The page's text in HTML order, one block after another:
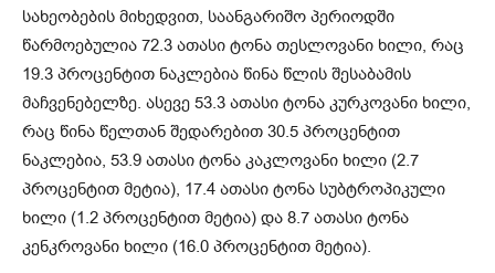
სახეობების მიხედვით, საანგარიშო პერიოდში
წარმოებულია 72.3 ათასი ტონა თესლოვანი ხილი, რაც
19.3 პროცენტით ნაკლებია წინა წლის შესაბამის
მაჩვენებელზე. ასევე 53.3 ათასი ტონა კურკოვანი ხილი,
რაც წინა წელთან შედარებით 30.5 პროცენტით
ნაკლებია, 53.9 ათასი ტონა კაკლოვანი ხილი (2.7
პროცენტით მეტია), 17.4 ათასი ტონა სუბტროპიკული
ხილი (1.2 პროცენტით მეტია) და 8.7 ათასი ტონა
კენკროვანი ხილი (16.0 პროცენტით მეტია).